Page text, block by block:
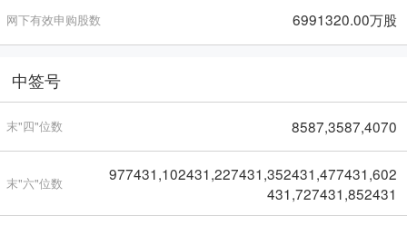
网下有效申购股数 6991320.00万股
中签号
末"四"位数 8587,3587,4070
末"六"位数
977431,102431,227431,352431,477431,602
431,727431,852431